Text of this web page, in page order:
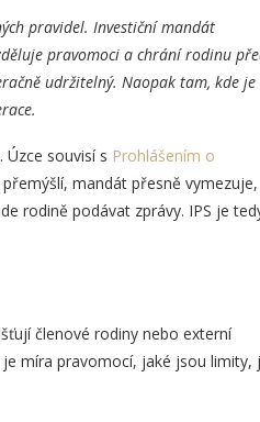
pravidel. Investiční mandát
pravomoci a chrání rodinu
udržitelný. Naopak tam, kde je
souvisí s Prohlášením o
mandát přesně vymezuje,
rodině podávat zprávy. IPS je
členové rodiny nebo externí
míra pravomocí, jaké jsou limity,